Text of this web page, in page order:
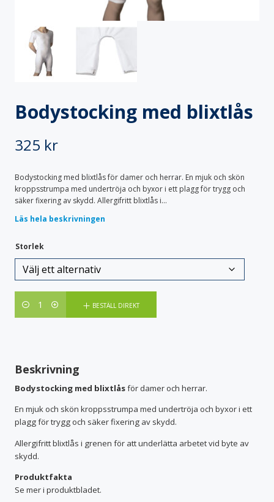
Säckställ
Vagnöverdrag
Vård & Omsorg
Bodystocking & pyjamas
Fixeringsbyxor
Skyddskläder & förkläden
Bodystocking med blixtlås
325 kr
Bodystocking med blixtlås för damer och herrar. En mjuk och skön
kroppsstrumpa med undertröja och byxor i ett plagg för trygg och
säker fixering av skydd. Allergifritt blixtlås i...
Läs hela beskrivningen
Storlek
BESTÄLL DIREKT
Beskrivning
Bodystocking med blixtlåsför damer och herrar.
En mjuk och skön kroppsstrumpa med undertröja och byxor i ett
plagg för trygg och säker fixering av skydd.
Allergifritt blixtlås i grenen för att underlätta arbetet vid byte av
skydd.
Produktfakta
Se mer i produktbladet.